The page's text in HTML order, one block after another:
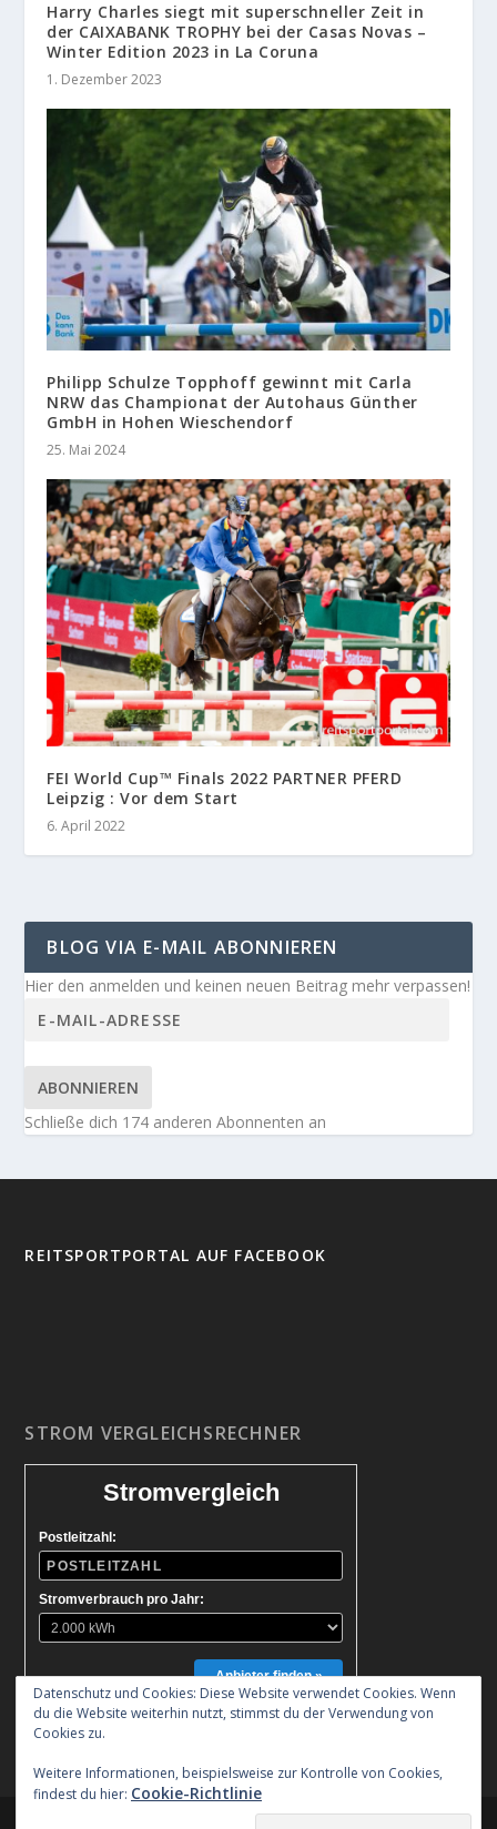
Harry Charles siegt mit superschneller Zeit in
der CAIXABANK TROPHY bei der Casas Novas –
Winter Edition 2023 in La Coruna
1. Dezember 2023
Philipp Schulze Topphoff gewinnt mit Carla
NRW das Championat der Autohaus Günther
GmbH in Hohen Wieschendorf
25. Mai 2024
FEI World Cup™ Finals 2022 PARTNER PFERD
Leipzig : Vor dem Start
6. April 2022
BLOG VIA E-MAIL ABONNIEREN
Hier den anmelden und keinen neuen Beitrag mehr verpassen!
ABONNIEREN
Schließe dich 174 anderen Abonnenten an
REITSPORTPORTAL AUF FACEBOOK
STROM VERGLEICHSRECHNER
Stromvergleich
Postleitzahl:
Stromverbrauch pro Jahr:
Anbieter finden »
Datenschutz und Cookies: Diese Website verwendet Cookies. Wenn
du die Website weiterhin nutzt, stimmst du der Verwendung von
Cookies zu.
Weitere Informationen, beispielsweise zur Kontrolle von Cookies,
findest du hier: Cookie-Richtlinie